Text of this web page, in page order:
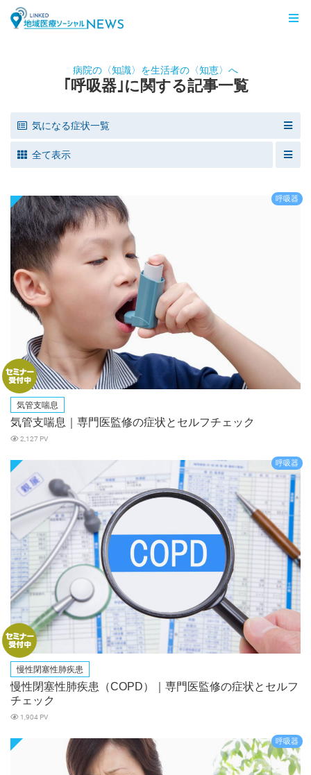
LINKED 地域医療ソーシャルNEWS
病院の〈知識〉を生活者の〈知恵〉へ
｢呼吸器｣に関する記事一覧
気になる症状一覧
呼吸器
気管支喘息
気管支喘息｜専門医監修の症状とセルフチェック
2,127 PV
呼吸器
慢性閉塞性肺疾患
慢性閉塞性肺疾患（COPD）｜専門医監修の症状とセルフ
チェック
1,904 PV
呼吸器
全て表示